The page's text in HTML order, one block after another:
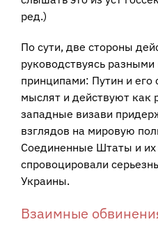
ред.)
По сути, две стороны
руководствуясь
принципами: Путин и его
мыслят и действуют как
западные визави
взглядов на мировую
Соединенные Штаты и их
спровоцировали
Украины.
Взаимные